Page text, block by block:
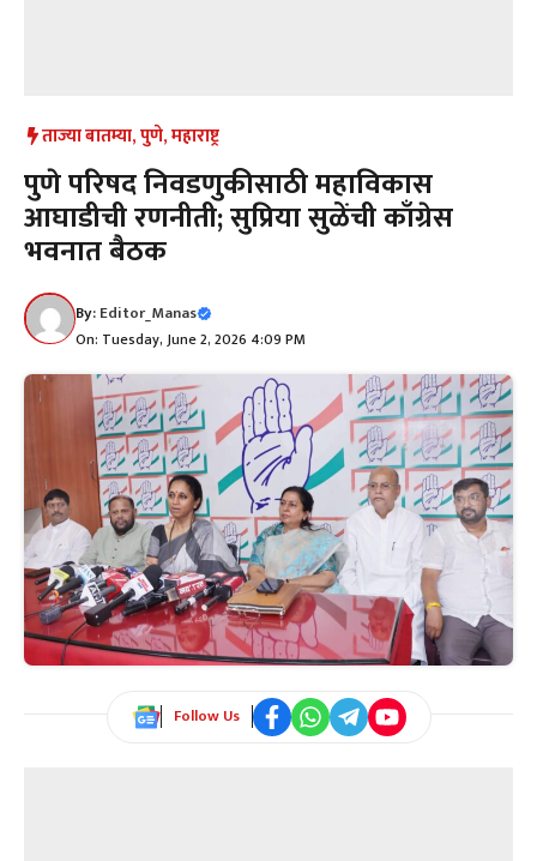
ताज्या बातम्या,पुणे,महाराष्ट्र
पुणे परिषद निवडणुकीसाठी महाविकास
आघाडीची रणनीती; सुप्रिया सुळेंची काँग्रेस
भवनात बैठक
By:Editor_Manas
On: Tuesday, June 2, 2026 4:09 PM
Follow Us